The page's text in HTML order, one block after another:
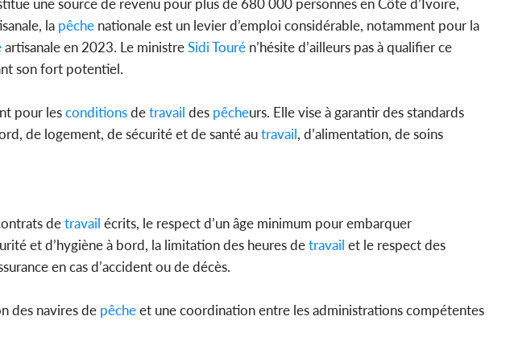
la pêche nationale est un levier d’emploi considérable, notamment pour la
artisanale en 2023. Le ministreSidiTouré n’hésite d’ailleurs pas à qualifier ce
son fort potentiel.
pour lesconditionsdetravail des pêcheurs. Elle vise à garantir des standards
de logement, de sécurité et de santé autravail, d’alimentation, de soins
detravail écrits, le respect d’un âge minimum pour embarquer
et d’hygiène à bord, la limitation des heures detravail et le respect des
en cas d’accident ou de décès.
des navires de pêcheet une coordination entre les administrations compétentes